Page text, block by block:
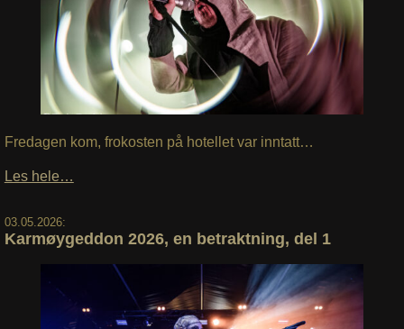
Fredagen kom, frokosten på hotellet var inntatt…
Les hele…
03.05.2026:
Karmøygeddon 2026, en betraktning, del 1